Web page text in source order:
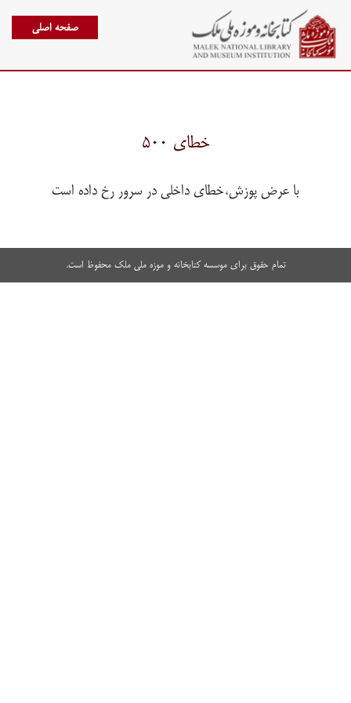
صفحه اصلی
خطای ۵۰۰
با عرض پوزش،خطای داخلی در سرور رخ داده است
تمام حقوق برای موسسه کتابخانه و موزه ملی ملک محفوظ است.